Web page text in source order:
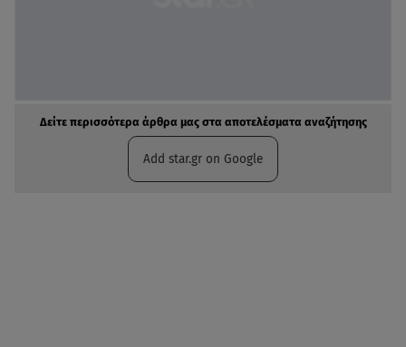
Δείτε περισσότερα άρθρα μας στα αποτελέσματα αναζήτησης
Add star.gr on Google